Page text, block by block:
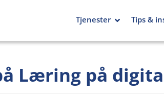
Tjenester Tips &
Læring på